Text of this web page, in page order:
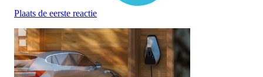
Plaats de eerste reactie